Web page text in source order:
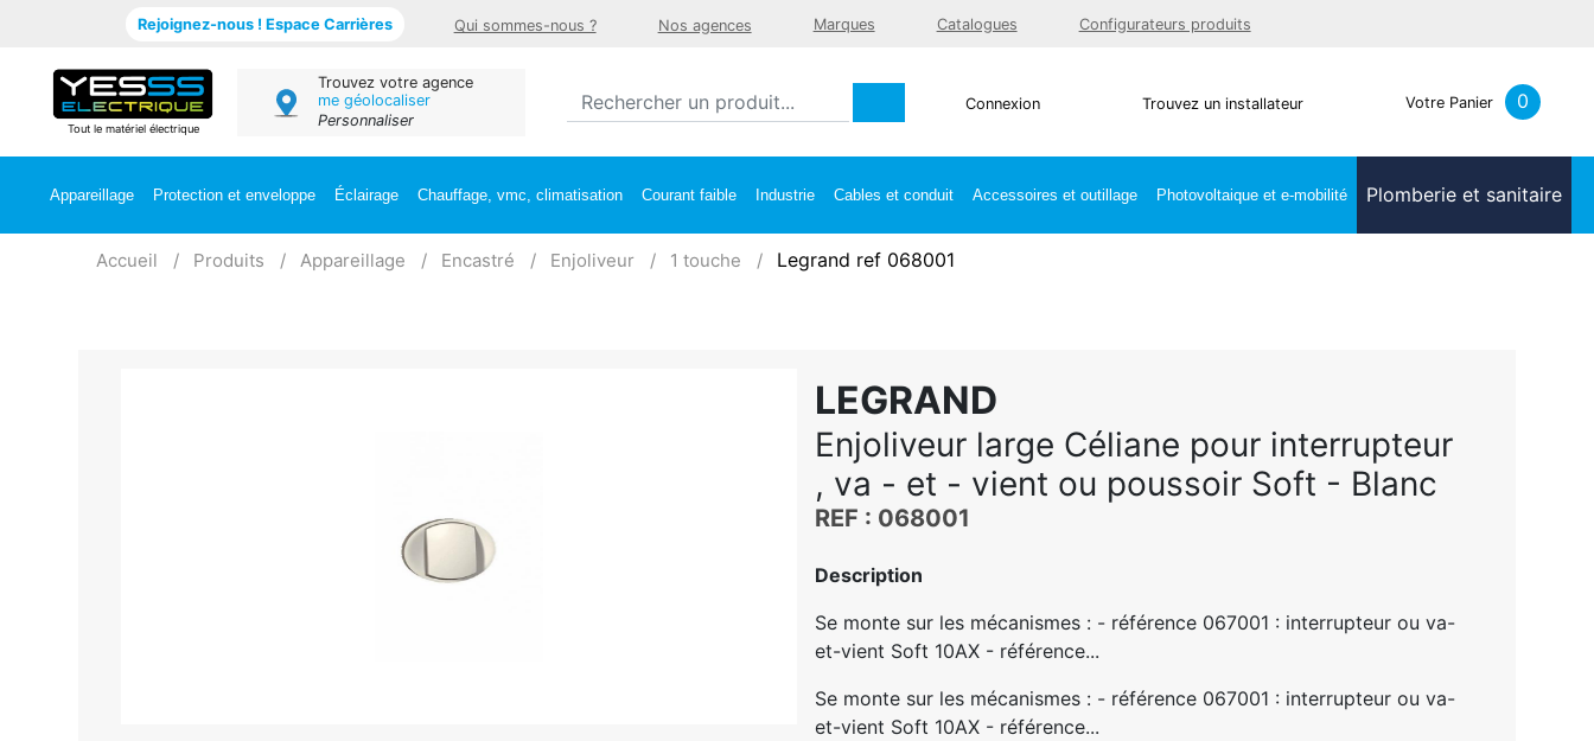
Rejoignez-nous ! Espace Carrières Qui sommes-nous ? Nos agences Marques Catalogues Configurateurs produits
Tout le matériel électrique
Trouvez votre agence
me géolocaliser
Personnaliser
Connexion Trouvez un installateur Votre Panier 0
Appareillage Protection et enveloppe Éclairage Chauffage, vmc, climatisation Courant faible Industrie Cables et conduit Accessoires et outillage Photovoltaique et e-mobilité Plomberie et sanitaire
Accueil Produits Appareillage Encastré Enjoliveur 1 touche Legrand ref 068001
LEGRAND
Enjoliveur large Céliane pour interrupteur
, va - et - vient ou poussoir Soft - Blanc
REF : 068001
Description
Se monte sur les mécanismes : - référence 067001 : interrupteur ou va-
et-vient Soft 10AX - référence...
Se monte sur les mécanismes : - référence 067001 : interrupteur ou va-
et-vient Soft 10AX - référence...